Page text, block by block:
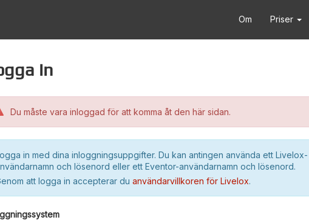
Om Priser
in
Du måste vara inloggad för att komma åt den här sidan.
in med dina inloggningsuppgifter. Du kan antingen använda ett Livelox-
och lösenord eller ett Eventor-användarnamn och lösenord.
att logga in accepterar du användarvillkoren för Livelox.